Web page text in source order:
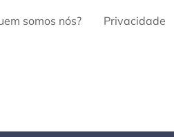
somos nós? Privacidade